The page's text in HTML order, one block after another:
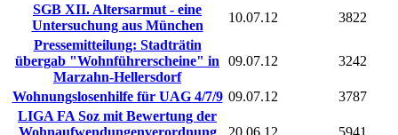
SGB XII. Altersarmut - eine
Untersuchung aus München
10.07.12
3822
Pressemitteilung: Stadträtin
übergab "Wohnführerscheine" in
Marzahn-Hellersdorf
09.07.12 3242
Wohnungslosenhilfe für UAG 4/7/9 09.07.12
3787
LIGA FA Soz mit Bewertung der
Wohnaufwendungenverordnung
20.06.12 5941